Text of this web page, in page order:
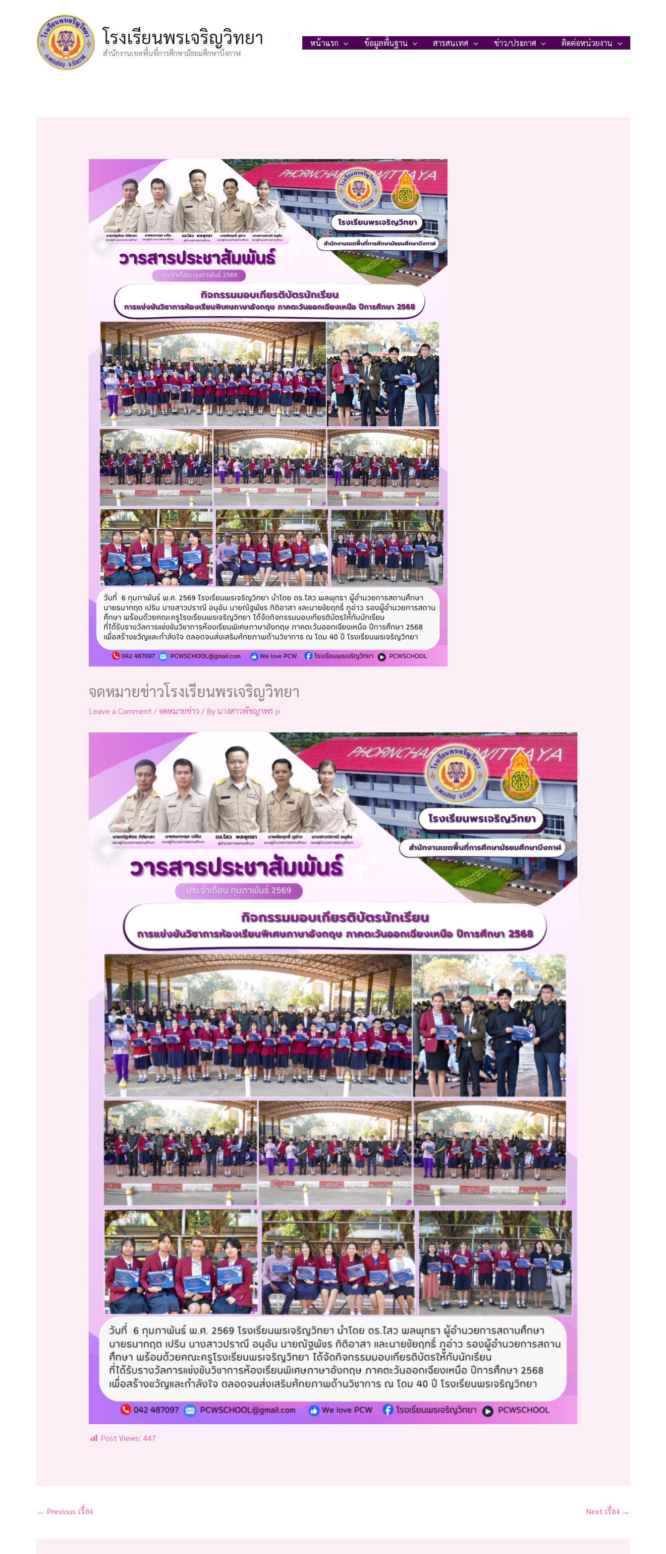
โรงเรียนพรเจริญวิทยา
สำนักงานเขตพื้นที่การศึกษามัธยมศึกษาบึงกาฬ
หน้าแรก ข้อมูลพื้นฐาน สารสนเทศ ข่าว/ประกาศ ติดต่อหน่วยงาน
จดหมายข่าวโรงเรียนพรเจริญวิทยา
Leave a Comment /จดหมายข่าว / Byนางสาวพัชญาพร p
Post Views: 447
← Previous เรื่อง Next เรื่อง →